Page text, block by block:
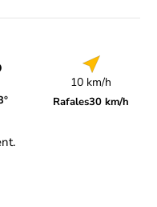
10 km/h
Rafales30 km/h